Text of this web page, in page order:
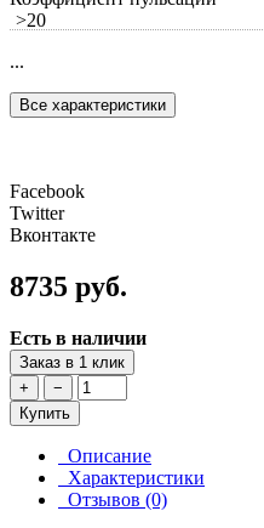
>20
...
Все характеристики
Facebook
Twitter
Вконтакте
8735 руб.
Есть в наличии
Заказ в 1 клик
+
−
Купить
Описание
Характеристики
Отзывов (0)